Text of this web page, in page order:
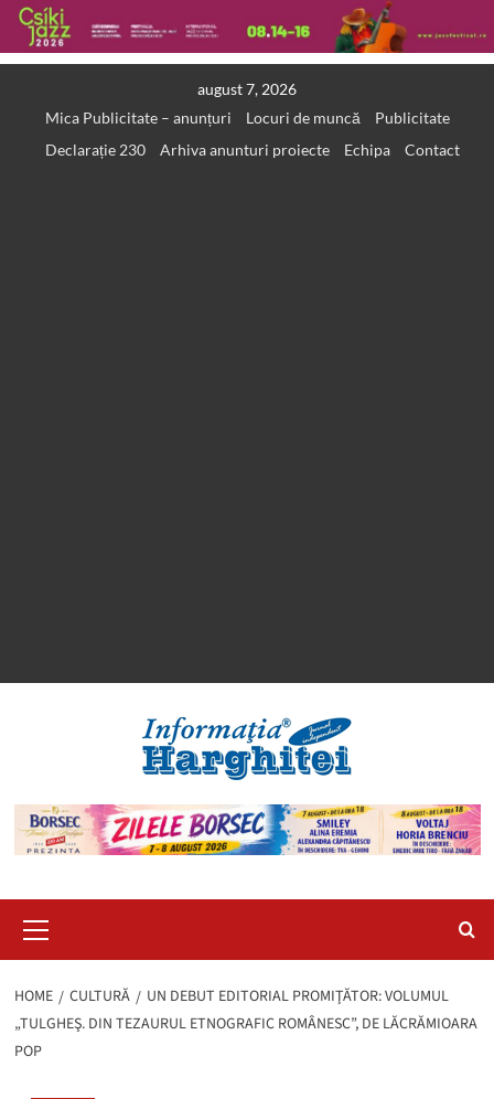
august 7, 2026
Mica Publicitate – anunțuri
Locuri de muncă
Publicitate
Declarație 230
Arhiva anunturi proiecte Echipa Contact
Menu
HOME CULTURĂ
UN DEBUT EDITORIAL PROMIŢĂTOR: VOLUMUL
„TULGHEŞ. DIN TEZAURUL ETNOGRAFIC ROMÂNESC”, DE LĂCRĂMIOARA
POP